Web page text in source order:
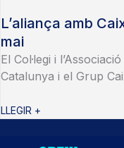
L’aliança amb
mai
El Col·legi i
Catalunya i el Grup
LLEGIR +